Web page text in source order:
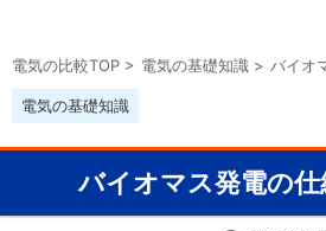
電気の比較TOP > 電気の基礎知識 > バイオ
電気の基礎知識
バイオマス発電の